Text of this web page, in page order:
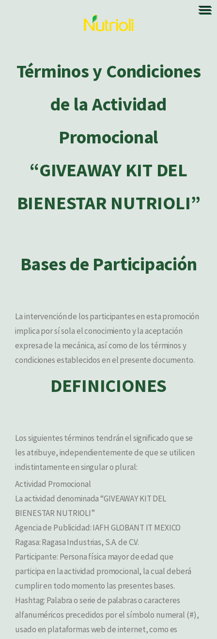
Términos y Condiciones
de la Actividad
Promocional
“GIVEAWAY KIT DEL
BIENESTAR NUTRIOLI”
Bases de Participación
La intervención de los participantes en esta promoción
implica por sí sola el conocimiento y la aceptación
expresa de la mecánica, así como de los términos y
condiciones establecidos en el presente documento.
DEFINICIONES
Los siguientes términos tendrán el significado que se
les atribuye, independientemente de que se utilicen
indistintamente en singular o plural:
Actividad Promocional
La actividad denominada “GIVEAWAY KIT DEL
BIENESTAR NUTRIOLI”
Agencia de Publicidad: IAFH GLOBANT IT MEXICO
Ragasa: Ragasa Industrias, S.A. de C.V.
Participante: Persona física mayor de edad que
participa en la actividad promocional, la cual deberá
cumplir en todo momento las presentes bases.
Hashtag: Palabra o serie de palabras o caracteres
alfanuméricos precedidos por el símbolo numeral (#),
usado en plataformas web de internet, como es